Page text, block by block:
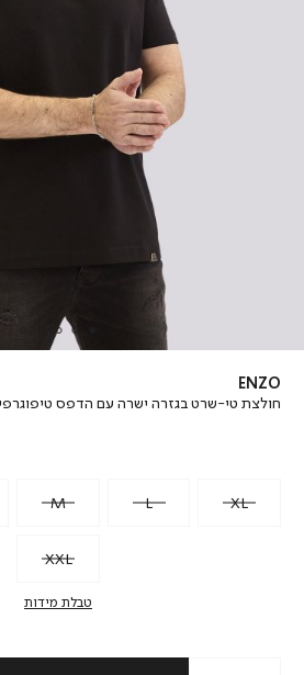
ENZO
חולצת טי-שרט בגזרה ישרה עם הדפס
M L XL
XXL
טבלת מידות